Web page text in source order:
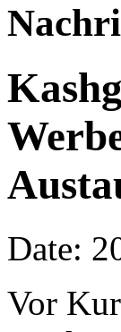
Date:
Vor